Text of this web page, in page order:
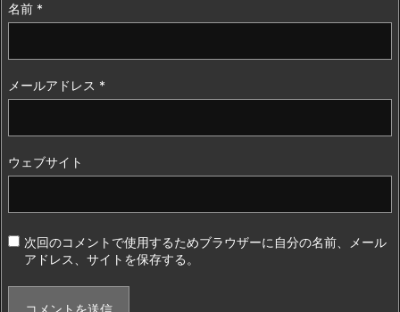
名前 *
メールアドレス *
ウェブサイト
次回のコメントで使用するためブラウザーに自分の名前、メール
アドレス、サイトを保存する。